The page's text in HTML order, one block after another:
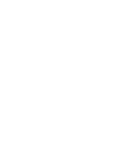
タント カスタムＲ
エディションＳＡＩ
８インチナビ 両側